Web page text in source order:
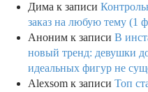
Дима к записи
заказ на любую тему (1
Аноним к записи В
новый тренд: девушки
идеальных фигур не
Alexsom к записи Топ